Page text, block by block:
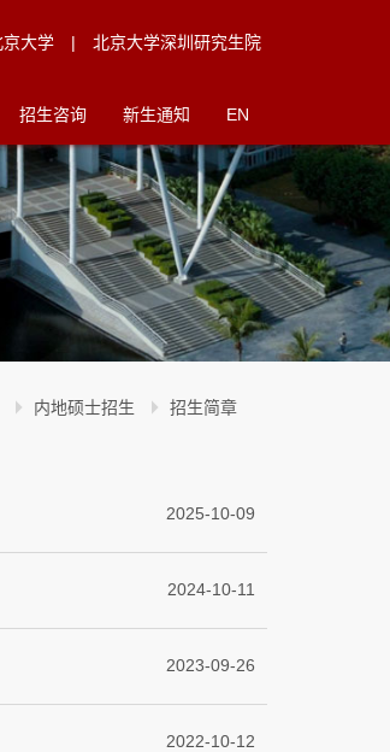
招生咨询 新生通知 EN
京大学 | 北京大学深圳研究生院
内地硕士招生 招生简章
2025-10-09
2024-10-11
2023-09-26
2022-10-12